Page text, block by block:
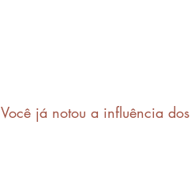
Você já notou a influência